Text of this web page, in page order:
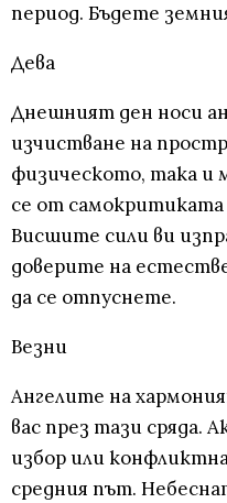
период. Бъдете
Дева
Днешният ден носи
изчистване на
физическото, така и
се от
Висшите сили ви
доверите на
да се отпуснете.
Везни
Ангелите на
вас през тази сряда.
избор или
средния път.